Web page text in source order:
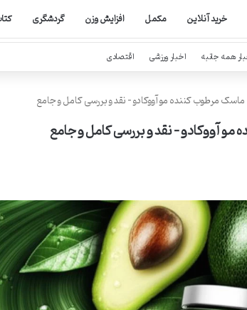
خرید آنلاین مکمل افزایش وزن گردشگری
همه جانبه اخبار ورزشی اقتصادی
ماسک مرطوب کننده مو آووکادو – نقد و بررسی کامل و جامع
آووکادو – نقد و بررسی کامل و جامع